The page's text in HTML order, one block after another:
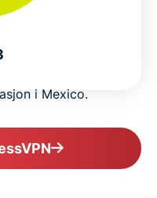
i Mexico.